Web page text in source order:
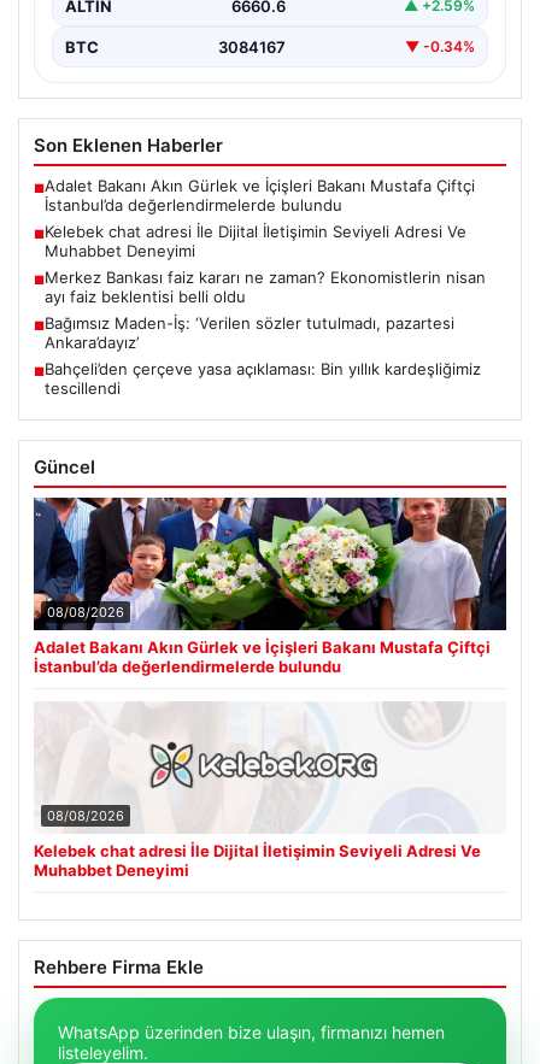
ALTIN 6660.6 ▲ +2.59%
BTC 3084167 ▼ -0.34%
Son Eklenen Haberler
■Adalet Bakanı Akın Gürlek ve İçişleri Bakanı Mustafa Çiftçi
İstanbul’da değerlendirmelerde bulundu
■Kelebek chat adresi İle Dijital İletişimin Seviyeli Adresi Ve
Muhabbet Deneyimi
■Merkez Bankası faiz kararı ne zaman? Ekonomistlerin nisan
ayı faiz beklentisi belli oldu
■Bağımsız Maden-İş: ‘Verilen sözler tutulmadı, pazartesi
Ankara’dayız’
■Bahçeli’den çerçeve yasa açıklaması: Bin yıllık kardeşliğimiz
tescillendi
Güncel
08/08/2026
Adalet Bakanı Akın Gürlek ve İçişleri Bakanı Mustafa Çiftçi
İstanbul’da değerlendirmelerde bulundu
08/08/2026
Kelebek chat adresi İle Dijital İletişimin Seviyeli Adresi Ve
Muhabbet Deneyimi
Rehbere Firma Ekle
WhatsApp üzerinden bize ulaşın, firmanızı hemen
listeleyelim.